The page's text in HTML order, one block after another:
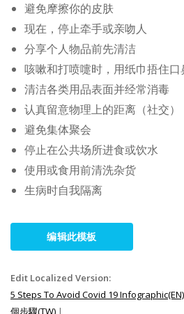
避免摩擦你的皮肤
现在，停止牵手或亲吻人
分享个人物品前先清洁
咳嗽和打喷嚏时，用纸巾捂住口
清洁各类用品表面并经常消毒
认真留意物理上的距离（社交）
避免集体聚会
停止在公共场所进食或饮水
使用或食用前清洗杂货
生病时自我隔离
编辑此模板
Edit Localized Version:
5 Steps To Avoid Covid 19 Infographic(EN)
個步驟(TW) |